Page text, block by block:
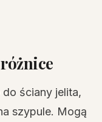
do ściany jelita,
szypule. Mogą